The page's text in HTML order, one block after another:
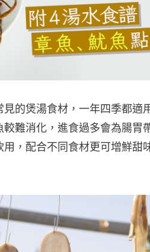
的煲湯食材，一年四季都適
難消化，進食過多會為腸胃
，配合不同食材更可增鮮甜